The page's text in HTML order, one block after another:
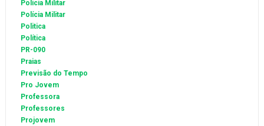
Policia Militar
Polícia Militar
Politica
Política
PR-090
Praias
Previsão do Tempo
Pro Jovem
Professora
Professores
Projovem